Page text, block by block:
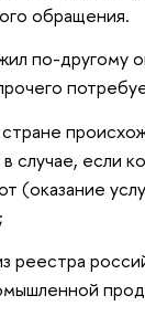
обращения.
по-другому
случае, если
(оказание
реестра